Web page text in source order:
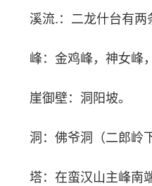
溪流.：二龙什台有两
峰：金鸡峰，神女峰
崖御壁：洞阳坡。
洞：佛爷洞（二郎岭
塔：在蛮汉山主峰南